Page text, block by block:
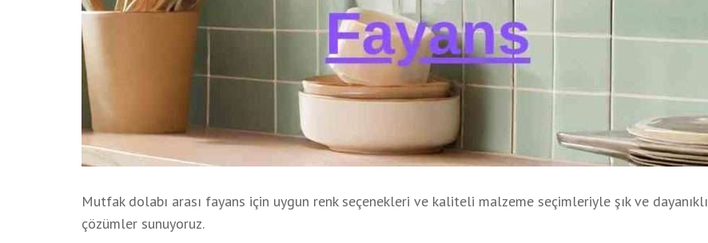
Mutfak dolabı arası fayans için uygun renk seçenekleri ve kaliteli malzeme seçimleriyle şık ve dayanıklı
çözümler sunuyoruz.